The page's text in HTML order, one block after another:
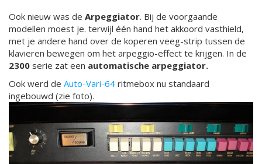
Ook nieuw was de Arpeggiator. Bij de voorgaande
modellen moest je. terwijl één hand het akkoord vasthield,
met je andere hand over de koperen veeg-strip tussen de
klavieren bewegen om het arpeggio-effect te krijgen. In de
2300 serie zat een automatische arpeggiator.
Ook werd de Auto-Vari-64 ritmebox nu standaard
ingebouwd (zie foto).